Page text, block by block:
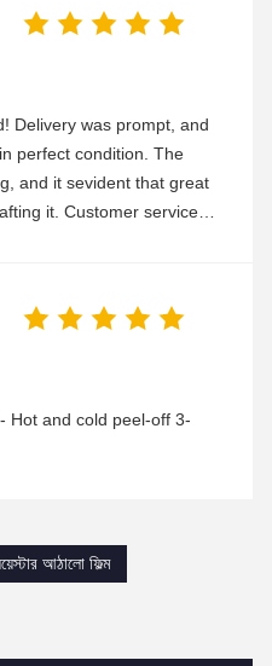
Delivery was prompt, and
perfect condition. The
and it sevident that great
it. Customer service
Hot and cold peel-off 3-
আঠালো ফিল্ম